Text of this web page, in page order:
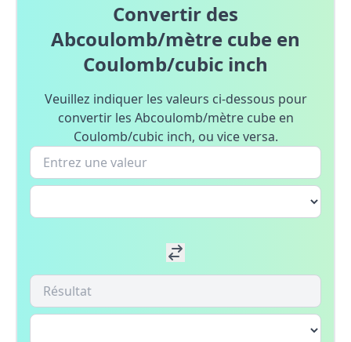
Convertir des
Abcoulomb/mètre cube en
Coulomb/cubic inch
Veuillez indiquer les valeurs ci-dessous pour
convertir les Abcoulomb/mètre cube en
Coulomb/cubic inch, ou vice versa.